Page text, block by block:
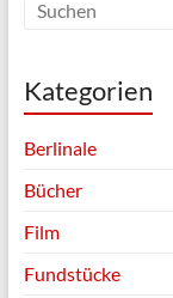
Kategorien
Berlinale
Bücher
Film
Fundstücke